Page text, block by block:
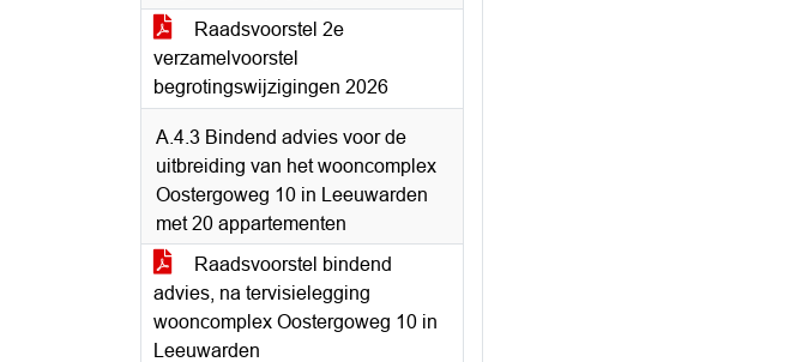
Raadsvoorstel 2e
verzamelvoorstel
begrotingswijzigingen 2026
A.4.3 Bindend advies voor de
uitbreiding van het wooncomplex
Oostergoweg 10 in Leeuwarden
met 20 appartementen
Raadsvoorstel bindend
advies, na tervisielegging
wooncomplex Oostergoweg 10 in
Leeuwarden